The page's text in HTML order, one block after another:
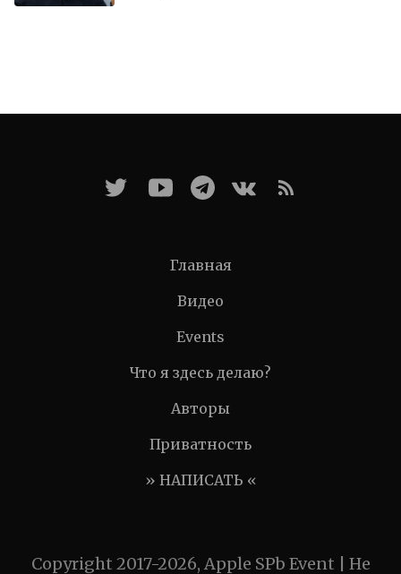
Главная
Видео
Events
Что я здесь делаю?
Авторы
Приватность
» НАПИСАТЬ «
Copyright 2017-2026, Apple SPb Event | Не